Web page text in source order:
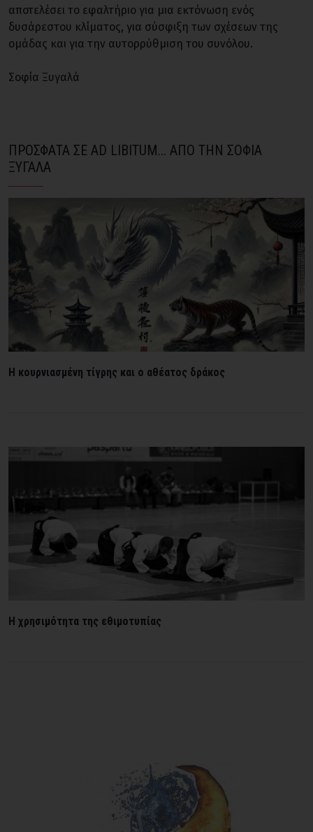
αποτελέσει το εφαλτήριο για μια εκτόνωση ενός
δυσάρεστου κλίματος, για σύσφιξη των σχέσεων της
ομάδας και για την αυτορρύθμιση του συνόλου.
Σοφία Ξυγαλά
ΠΡΟΣΦΑΤΑ ΣΕ AD LIBITUM... ΑΠΟ ΤΗΝ ΣΟΦΙΑ
ΞΥΓΑΛΑ
H κουρνιασμένη τίγρης και ο αθέατος δράκος
Η χρησιμότητα της εθιμοτυπίας